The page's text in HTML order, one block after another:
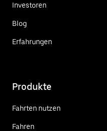
Investoren
Blog
Erfahrungen
Produkte
Fahrten nutzen
Fahren